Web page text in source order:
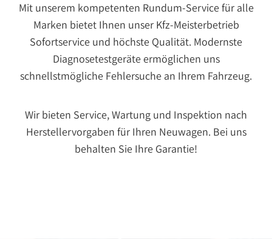
Mit unserem kompetenten Rundum-Service für alle
Marken bietet Ihnen unser Kfz-Meisterbetrieb
Sofortservice und höchste Qualität. Modernste
Diagnosetestgeräte ermöglichen uns
schnellstmögliche Fehlersuche an Ihrem Fahrzeug.
Wir bieten Service, Wartung und Inspektion nach
Herstellervorgaben für Ihren Neuwagen. Bei uns
behalten Sie Ihre Garantie!